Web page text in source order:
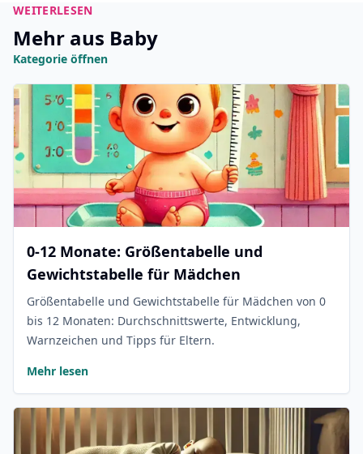
WEITERLESEN
Mehr aus Baby
Kategorie öffnen
0-12 Monate: Größentabelle und
Gewichtstabelle für Mädchen
Größentabelle und Gewichtstabelle für Mädchen von 0
bis 12 Monaten: Durchschnittswerte, Entwicklung,
Warnzeichen und Tipps für Eltern.
Mehr lesen